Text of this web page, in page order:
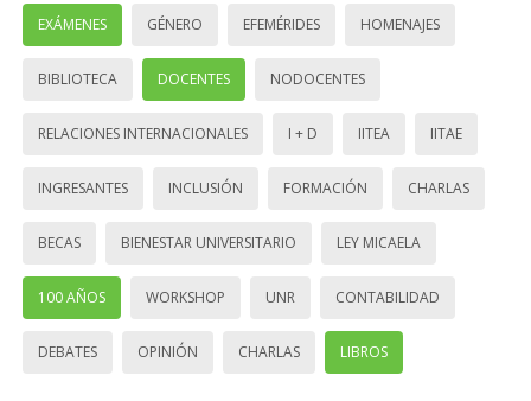
EXÁMENES GÉNERO EFEMÉRIDES HOMENAJES
BIBLIOTECA DOCENTES NODOCENTES
RELACIONES INTERNACIONALES I + D IITEA IITAE
INGRESANTES INCLUSIÓN FORMACIÓN CHARLAS
BECAS BIENESTAR UNIVERSITARIO LEY MICAELA
100 AÑOS WORKSHOP UNR CONTABILIDAD
DEBATES OPINIÓN CHARLAS LIBROS